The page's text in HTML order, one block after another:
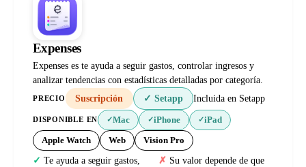
Expenses
Expenses es te ayuda a seguir gastos, controlar ingresos y
analizar tendencias con estadísticas detalladas por categoría.
PRECIO Suscripción ✓ Setapp Incluida en Setapp
DISPONIBLE EN ✓Mac ✓iPhone ✓iPad
Apple Watch Web Vision Pro
Te ayuda a seguir gastos,
Su valor depende de que